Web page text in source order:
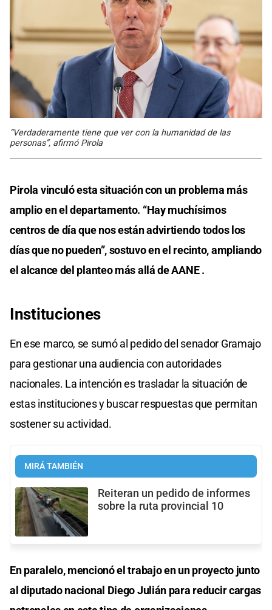
“Verdaderamente tiene que ver con la humanidad de las
personas”, afirmó Pirola
Pirola vinculó esta situación con un problema más
amplio en el departamento. “Hay muchísimos
centros de día que nos están advirtiendo todos los
días que no pueden”, sostuvo en el recinto, ampliando
el alcance del planteo más allá de AANE .
Instituciones
En ese marco, se sumó al pedido del senador Gramajo
para gestionar una audiencia con autoridades
nacionales. La intención es trasladar la situación de
estas instituciones y buscar respuestas que permitan
sostener su actividad.
MIRÁ TAMBIÉN
Reiteran un pedido de informes
sobre la ruta provincial 10
En paralelo, mencionó el trabajo en un proyecto junto
al diputado nacional Diego Julián para reducir cargas